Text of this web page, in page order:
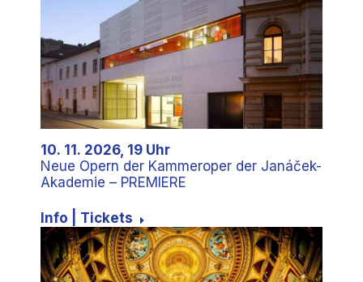
10. 11. 2026, 19 Uhr
Neue Opern der Kammeroper der Janáček-
Akademie – PREMIERE
Info | Tickets